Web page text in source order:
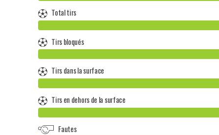
Total tirs
Tirs bloqués
Tirs dans la surface
Tirs en dehors de la surface
Fautes